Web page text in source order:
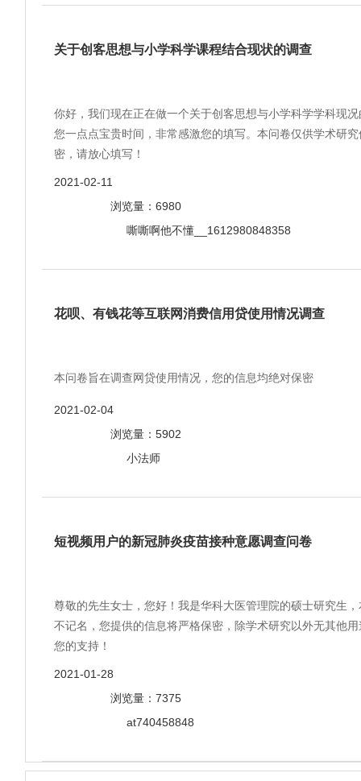
关于创客思想与小学科学课程结合现状的调查
你好，我们现在正在做一个关于创客思想与小学科学学科现
您一点点宝贵时间，非常感激您的填写。本问卷仅供学术研
密，请放心填写！
2021-02-11
浏览量：6980
嘶嘶啊他不懂__1612980848358
花呗、有钱花等互联网消费信用贷使用情况调查
本问卷旨在调查网贷使用情况，您的信息均绝对保密
2021-02-04
浏览量：5902
小法师
短视频用户的新冠肺炎疫苗接种意愿调查问卷
尊敬的先生女士，您好！我是华科大医管理院的硕士研究生
不记名，您提供的信息将严格保密，除学术研究以外无其他
您的支持！
2021-01-28
浏览量：7375
at740458848